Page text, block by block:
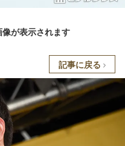
が表示されます
記事に戻る